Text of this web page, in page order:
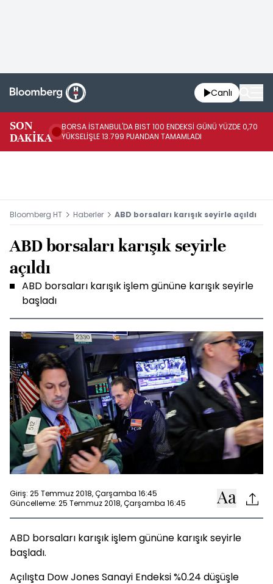
Canlı
SON
DAKİKA
BORSA İSTANBUL'DA BIST 100 ENDEKSİ GÜNÜ YÜZDE 0,70
YÜKSELİŞLE 13.799 PUANDAN TAMAMLADI
Bloomberg HT Haberler ABD borsaları karışık seyirle açıldı
ABD borsaları karışık seyirle
açıldı
ABD borsaları karışık işlem gününe karışık seyirle
başladı
Giriş: 25 Temmuz 2018, Çarşamba 16:45
Güncelleme: 25 Temmuz 2018, Çarşamba 16:45
ABD borsaları karışık işlem gününe karışık seyirle
başladı.
Açılışta Dow Jones Sanayi Endeksi %0.24 düşüşle